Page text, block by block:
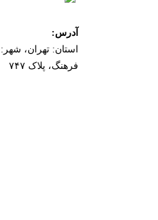
آدرس:
استان: تهران، شهر:
فرهنگ، پلاک ۷۴۷